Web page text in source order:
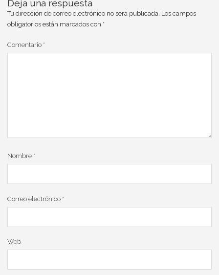
Deja una respuesta
Tu dirección de correo electrónico no será publicada. Los campos
obligatorios están marcados con *
Comentario *
Nombre *
Correo electrónico *
Web